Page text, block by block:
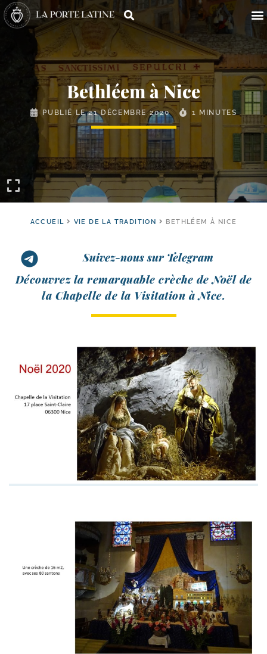
Bethléem à Nice
PUBLIÉ LE21 DÉCEMBRE 2020 1 MINUTES
ACCUEIL VIE DE LA TRADITION BETHLÉEM À NICE
Suivez-nous sur Telegram
Découvrez la remar­quable crèche de Noël de
la Chapelle de la Visitation à Nice.